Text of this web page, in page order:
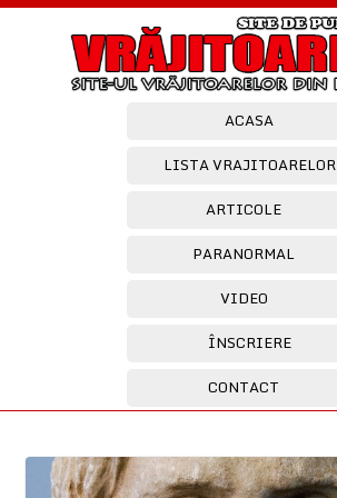
ACASA
LISTA VRAJITOARELOR
ARTICOLE
PARANORMAL
VIDEO
ÎNSCRIERE
CONTACT